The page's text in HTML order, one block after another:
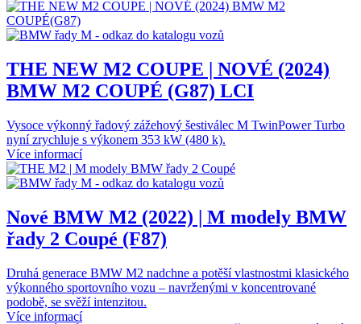
THE NEW M2 COUPE | NOVÉ (2024)
BMW M2 COUPÉ (G87) LCI
Vysoce výkonný řadový zážehový šestiválec M TwinPower Turbo
nyní zrychluje s výkonem 353 kW (480 k).
Více informací
Nové BMW M2 (2022) | M modely BMW
řady 2 Coupé (F87)
Druhá generace BMW M2 nadchne a potěší vlastnostmi klasického
výkonného sportovního vozu – navrženými v koncentrované
podobě, se svěží intenzitou.
Více informací